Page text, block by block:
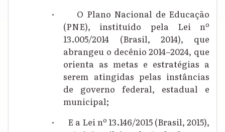
·
O Plano Nacional de Educação
(PNE), instituído pela Lei nº
13.005/2014 (Brasil, 2014), que
abrangeu o decênio 2014–2024, que
orienta as metas e estratégias a
serem atingidas pelas instâncias
de governo federal, estadual e
municipal;
·
E a Lei nº 13.146/2015 (Brasil, 2015),